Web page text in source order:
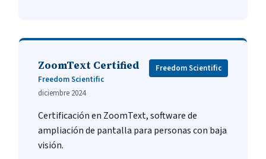
ZoomText Certified
Freedom Scientific
diciembre 2024
Freedom Scientific
Certificación en ZoomText, software de
ampliación de pantalla para personas con baja
visión.